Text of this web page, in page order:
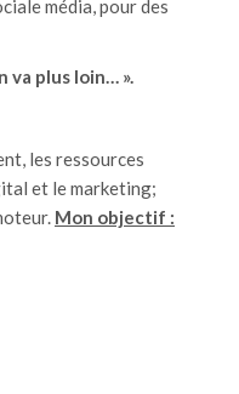
média, pour des
va plus loin… ».
les ressources
et le marketing;
Mon objectif :